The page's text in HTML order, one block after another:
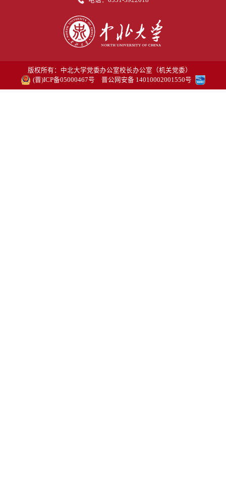
版权所有：中北大学党委办公室校长办公室（机关党委）
(晋)ICP备05000467号
晋公网安备 14010002001550号